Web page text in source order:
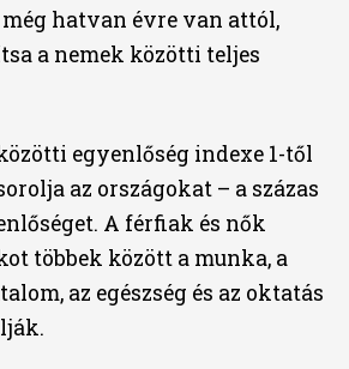
hatvan évre van attól,
a nemek közötti teljes
egyenlőség indexe 1-től
az országokat – a százas
A férfiak és nők
többek között a munka, a
az egészség és az oktatás